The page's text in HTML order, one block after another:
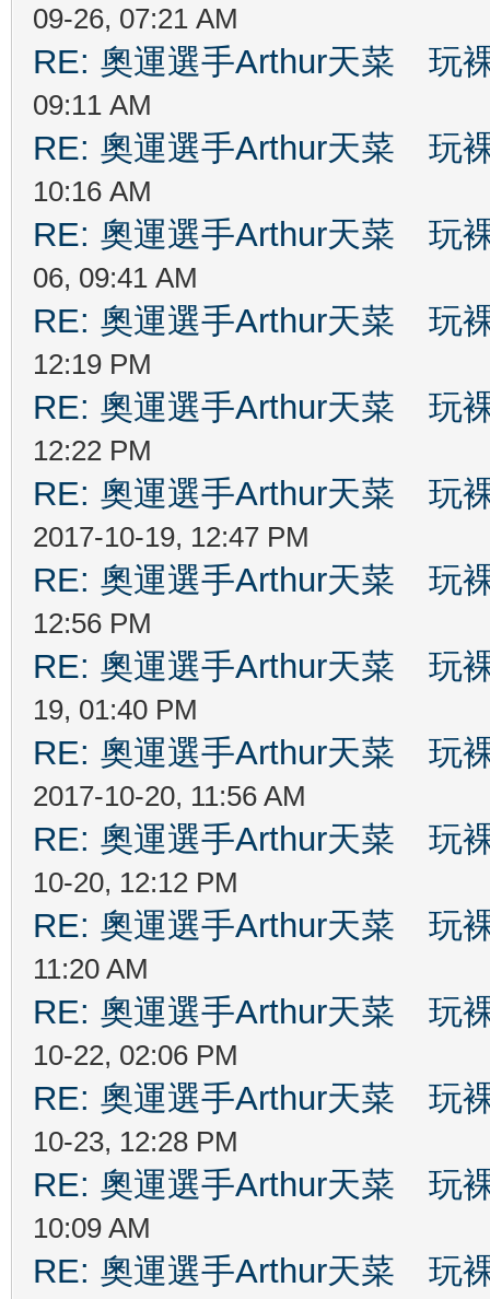
09-26, 07:21 AM
RE: 奧運選手Arthur天菜 玩
09:11 AM
RE: 奧運選手Arthur天菜 玩
10:16 AM
RE: 奧運選手Arthur天菜 玩
06, 09:41 AM
RE: 奧運選手Arthur天菜 玩
12:19 PM
RE: 奧運選手Arthur天菜 玩
12:22 PM
RE: 奧運選手Arthur天菜 玩
2017-10-19, 12:47 PM
RE: 奧運選手Arthur天菜 玩
12:56 PM
RE: 奧運選手Arthur天菜 玩
19, 01:40 PM
RE: 奧運選手Arthur天菜 玩
2017-10-20, 11:56 AM
RE: 奧運選手Arthur天菜 玩
10-20, 12:12 PM
RE: 奧運選手Arthur天菜 玩
11:20 AM
RE: 奧運選手Arthur天菜 玩
10-22, 02:06 PM
RE: 奧運選手Arthur天菜 玩
10-23, 12:28 PM
RE: 奧運選手Arthur天菜 玩
10:09 AM
RE: 奧運選手Arthur天菜 玩